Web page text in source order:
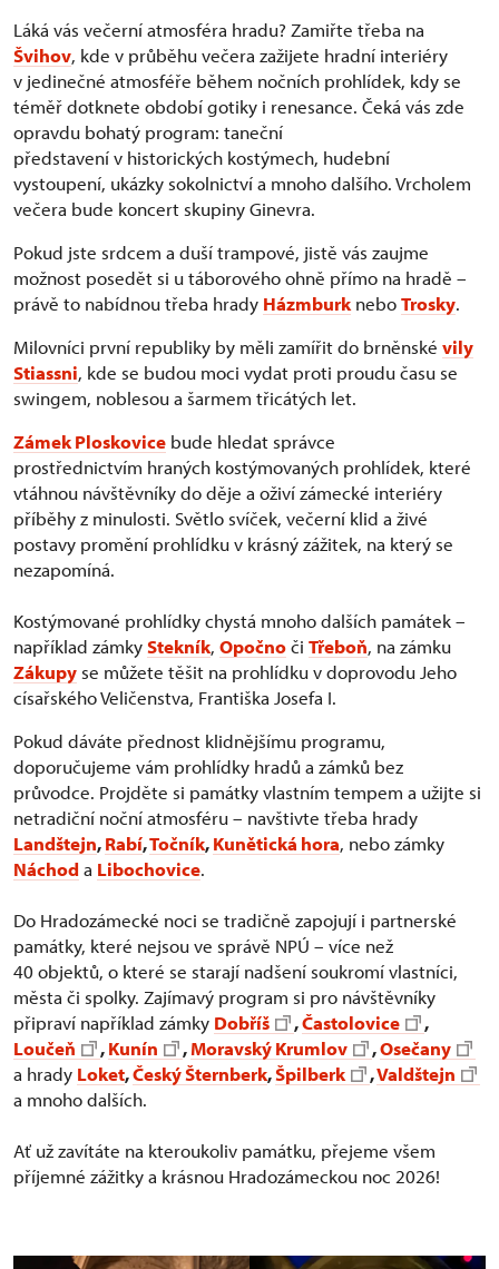
Láká vás večerní atmosféra hradu? Zamiřte třeba na
Švihov, kde v průběhu večera zažijete hradní interiéry
v jedinečné atmosféře během nočních prohlídek, kdy se
téměř dotknete období gotiky i renesance. Čeká vás zde
opravdu bohatý program: taneční
představení v historických kostýmech, hudební
vystoupení, ukázky sokolnictví a mnoho dalšího. Vrcholem
večera bude koncert skupiny Ginevra.
Pokud jste srdcem a duší trampové, jistě vás zaujme
možnost posedět si u táborového ohně přímo na hradě –
právě to nabídnou třeba hrady Házmburk neboTrosky.
Milovníci první republiky by měli zamířit do brněnské vily
Stiassni, kde se budou moci vydat proti proudu času se
swingem, noblesou a šarmem třicátých let.
Zámek Ploskovice bude hledat správce
prostřednictvím hraných kostýmovaných prohlídek, které
vtáhnou návštěvníky do děje a oživí zámecké interiéry
příběhy z minulosti. Světlo svíček, večerní klid a živé
postavy promění prohlídku v krásný zážitek, na který se
nezapomíná.
Kostýmované prohlídky chystá mnoho dalších památek –
například zámkyStekník, Opočnoči Třeboň, na zámku
Zákupy se můžete těšit na prohlídku v doprovodu Jeho
císařského Veličenstva, Františka Josefa I.
Pokud dáváte přednost klidnějšímu programu,
doporučujeme vám prohlídky hradů a zámků bez
průvodce. Projděte si památky vlastním tempem a užijte si
netradiční noční atmosféru – navštivte třeba hrady
Landštejn,Rabí,Točník,Kunětická hora, nebo zámky
Náchoda Libochovice.
Do Hradozámecké noci se tradičně zapojují i partnerské
památky, které nejsou ve správě NPÚ – více než
40 objektů, o které se starají nadšení soukromí vlastníci,
města či spolky. Zajímavý program si pro návštěvníky
připraví například zámky Dobříš ,Častolovice
,
Loučeň
,Kunín ,Moravský Krumlov ,Osečany
a hrady Loket,Český Šternberk,Špilberk ,Valdštejn
a mnoho dalších.
Ať už zavítáte na kteroukoliv památku, přejeme všem
příjemné zážitky a krásnou Hradozámeckou noc 2026!